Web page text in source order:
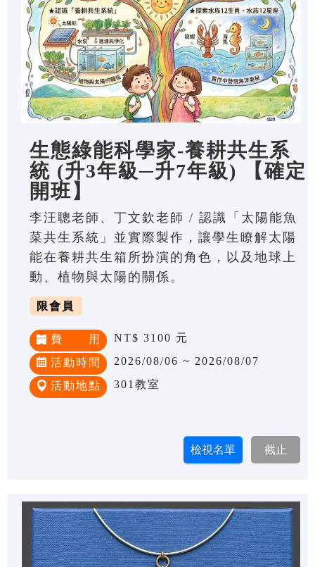
生態綠能科學家-養耕共生系
統 (升3年級─升7年級) 【確定
開班】
李汪聰老師、丁文欽老師 / 認識「太陽能魚
菜共生系統」並實際製作，讓學生瞭解太陽
能在養耕共生箱所扮演的角色，以及地球上
動、植物與太陽的關係。
限會員
費 用 NT$ 3100 元
活動時間 2026/08/06 ~ 2026/08/07
活動地點 301教室